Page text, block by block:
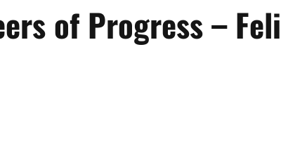
of Progress –